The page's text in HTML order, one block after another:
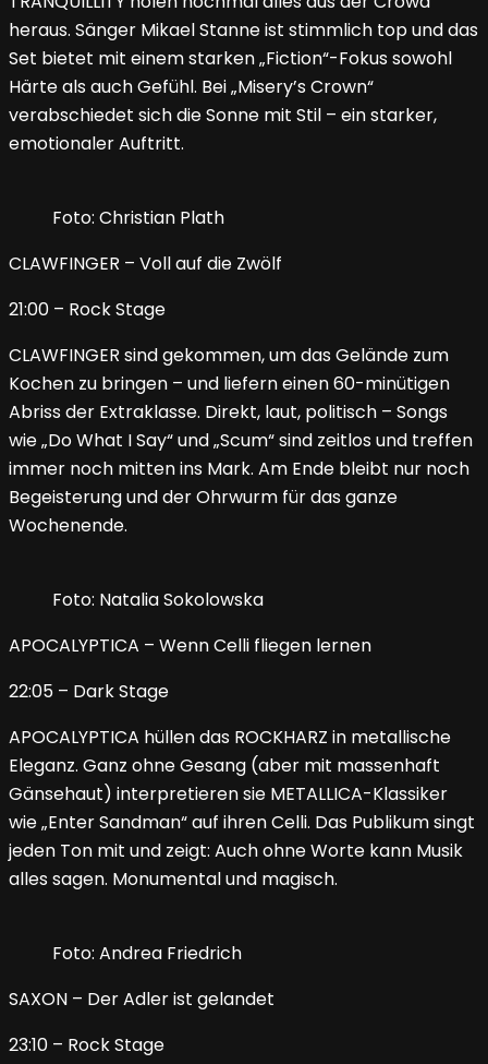
heraus. Sänger Mikael Stanne ist stimmlich top und das
Set bietet mit einem starken „Fiction“-Fokus sowohl
Härte als auch Gefühl. Bei „Misery’s Crown“
verabschiedet sich die Sonne mit Stil – ein starker,
emotionaler Auftritt.
Foto: Christian Plath
CLAWFINGER – Voll auf die Zwölf
21:00 – Rock Stage
CLAWFINGER sind gekommen, um das Gelände zum
Kochen zu bringen – und liefern einen 60-minütigen
Abriss der Extraklasse. Direkt, laut, politisch – Songs
wie „Do What I Say“ und „Scum“ sind zeitlos und treffen
immer noch mitten ins Mark. Am Ende bleibt nur noch
Begeisterung und der Ohrwurm für das ganze
Wochenende.
Foto: Natalia Sokolowska
APOCALYPTICA – Wenn Celli fliegen lernen
22:05 – Dark Stage
APOCALYPTICA hüllen das ROCKHARZ in metallische
Eleganz. Ganz ohne Gesang (aber mit massenhaft
Gänsehaut) interpretieren sie METALLICA-Klassiker
wie „Enter Sandman“ auf ihren Celli. Das Publikum singt
jeden Ton mit und zeigt: Auch ohne Worte kann Musik
alles sagen. Monumental und magisch.
Foto: Andrea Friedrich
SAXON – Der Adler ist gelandet
23:10 – Rock Stage